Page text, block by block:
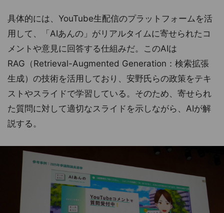
具体的には、YouTube生配信のプラットフォームを活
用して、「AIあんの」がリアルタイムに寄せられたコ
メントや意見に回答する仕組みだ。このAIは
RAG（Retrieval-Augmented Generation：検索拡張
生成）の技術を活用しており、安野氏らの政策をテキ
ストやスライドで学習している。そのため、寄せられ
た質問に対して適切なスライドを示しながら、AIが解
説する。